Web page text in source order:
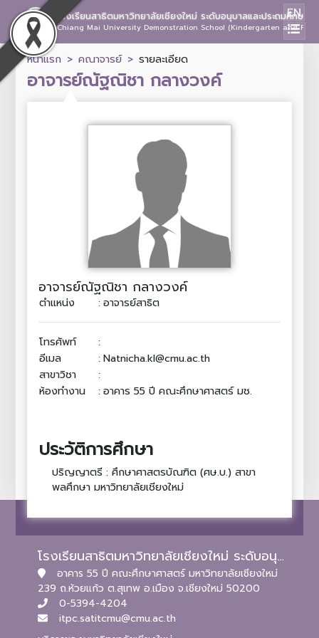
โรงเรียนสาธิตมหาวิทยาลัยเชียงใหม่ ระดับอนุบาลและประถมศึกษา
Chiang Mai University Demonstration School (Kindergarten and
EN
หน้าแรก คณาจารย์ รายละเอียด
อาจารย์ณัฐณิชา กลางวงค์
อาจารย์ณัฐณิชา กลางวงค์
ตำแหน่ง : อาจารย์สาธิต
โทรศัพท์
:
อีเมล
: Natnicha.kl@cmu.ac.th
สาขาวิชา
:
ห้องทำงาน
: อาคาร 55 ปี คณะศึกษาศาสตร์ มช.
ประวัติการศึกษา
ปริญญาตรี : ศึกษาศาสตรบัณฑิต (ศษ.บ.) สาขา
พลศึกษา มหาวิทยาลัยเชียงใหม่
โรงเรียนสาธิตมหาวิทยาลัยเชียงใหม่ ระดับอนุบาลและประถมศึกษา
อาคาร 55 ปี คณะศึกษาศาสตร์ มหาวิทยาลัยเชียงใหม่
239 ถ.ห้วยแก้ว ต.สุเทพ อ.เมือง จ.เชียงใหม่ 50200
0-5394-4204
itpc.satitcmu@cmu.ac.th